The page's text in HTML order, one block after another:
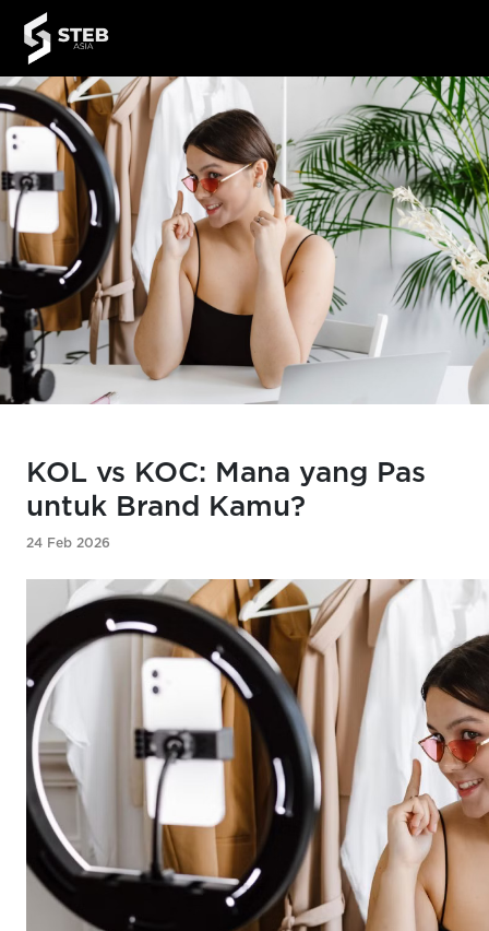
KOL vs KOC: Mana yang Pas
untuk Brand Kamu?
24 Feb 2026